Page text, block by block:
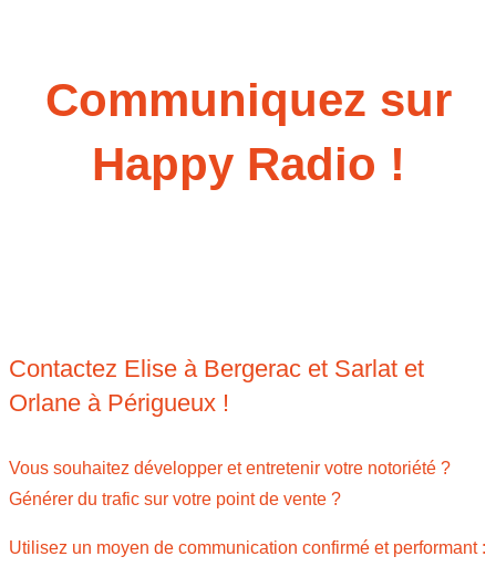
Communiquez sur
Happy Radio !
Contactez Elise à Bergerac et Sarlat et
Orlane à Périgueux !
Vous souhaitez développer et entretenir votre notoriété ?
Générer du trafic sur votre point de vente ?
Utilisez un moyen de communication confirmé et performant :